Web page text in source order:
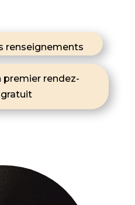
renseignements
premier rendez-